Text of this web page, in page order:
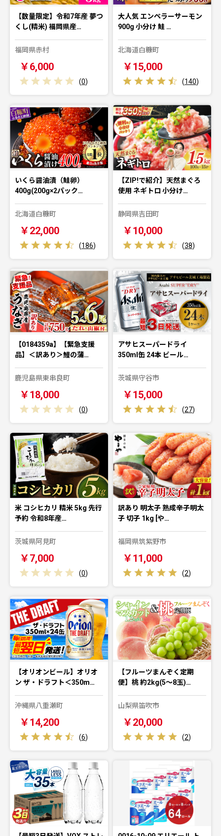
【数量限定】令和7年産 夢つ
くし(精米) 福岡県産…
福岡県赤村
￥6,000
(0)
大人気 エンペラーサーモン
900g 小分け 鮭 …
北海道白糠町
￥15,000
(140)
いくら醤油漬（鮭卵）
400g(200g×2パック…
北海道白糠町
￥22,000
(186)
【ZIP!で紹介】天然まぐろ
使用 ネギトロ 小分け…
静岡県吉田町
￥10,000
(38)
【0184359a】【緊急支援
品】＜訳あり＞鰻の蒲…
鹿児島県東串良町
￥18,000
(0)
アサヒスーパードライ
350ml缶 24本 ビール…
茨城県守谷市
￥15,000
(27)
米 コシヒカリ 精米 5kg 先行
予約 令和8年産…
茨城県阿見町
￥7,000
(0)
訳あり 明太子 熟成辛子明太
子 切子 1kg [や…
福岡県筑紫野市
￥11,000
(2)
【オリオンビール】オリオ
ン ザ・ドラフト＜350m…
沖縄県八重瀬町
￥14,200
(6)
【フルーツまんぞく定期
便】桃 約2kg(5～8玉)…
山梨県笛吹市
￥20,000
(2)